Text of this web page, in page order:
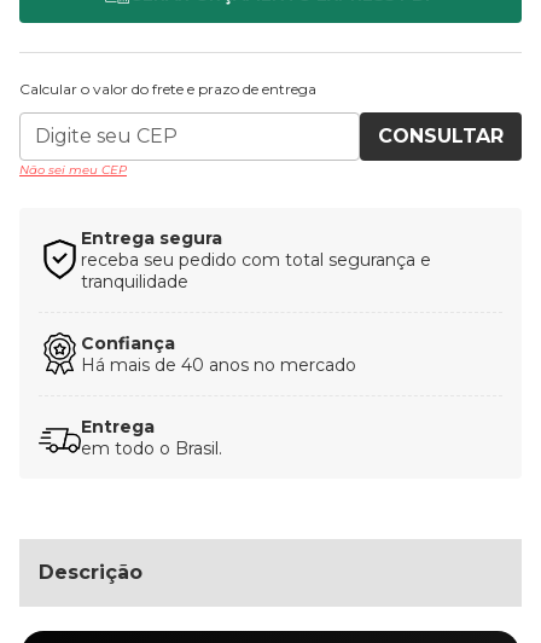
Calcular o valor do frete e prazo de entrega
CONSULTAR
Não sei meu CEP
Entrega segura
receba seu pedido com total segurança e
tranquilidade
Confiança
Há mais de 40 anos no mercado
Entrega
em todo o Brasil.
Descrição